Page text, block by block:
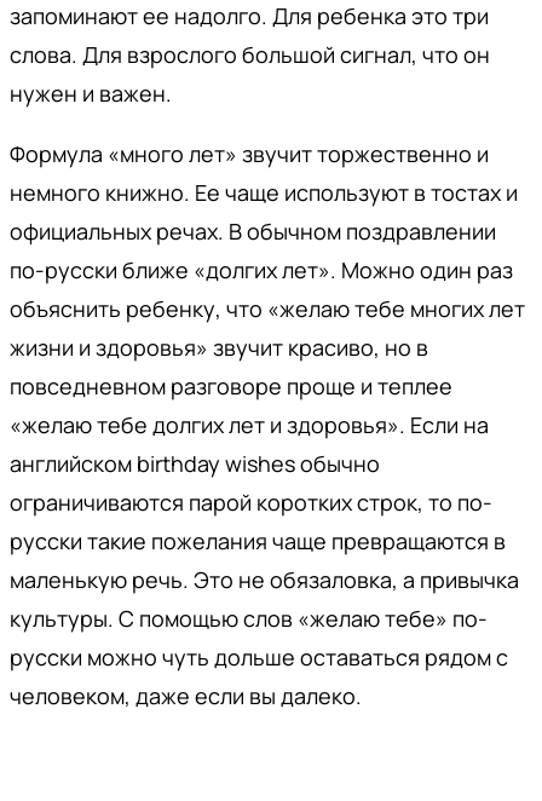
запоминают ее надолго. Для ребенка это три
слова. Для взрослого большой сигнал, что он
нужен и важен.
Формула «много лет» звучит торжественно и
немного книжно. Ее чаще используют в тостах и
официальных речах. В обычном поздравлении
по-русски ближе «долгих лет». Можно один раз
объяснить ребенку, что «желаю тебе многих лет
жизни и здоровья» звучит красиво, но в
повседневном разговоре проще и теплее
«желаю тебе долгих лет и здоровья». Если на
английском birthday wishes обычно
ограничиваются парой коротких строк, то по-
русски такие пожелания чаще превращаются в
маленькую речь. Это не обязаловка, а привычка
культуры. С помощью слов «желаю тебе» по-
русски можно чуть дольше оставаться рядом с
человеком, даже если вы далеко.